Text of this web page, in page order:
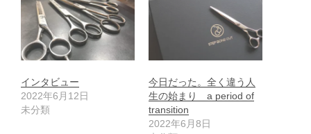
インタビュー
2022年6月12日
未分類
今日だった。全く違う人
生の始まり a period of
transition
2022年6月8日